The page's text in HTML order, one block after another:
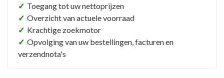
✓ Toegang tot uw nettoprijzen
✓ Overzicht van actuele voorraad
✓ Krachtige zoekmotor
✓ Opvolging van uw bestellingen, facturen en
verzendnota's